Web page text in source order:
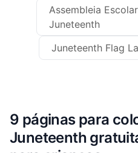
Assembleia
Juneteenth
Juneteenth Flag
9 páginas para
Juneteenth